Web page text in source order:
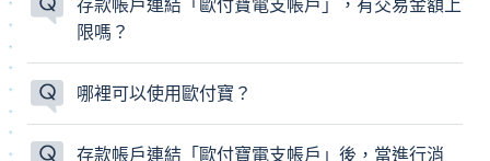
存款帳戶連結「歐付寶電支帳戶」，有交易金額上
限嗎？
哪裡可以使用歐付寶？
存款帳戶連結「歐付寶電支帳戶」後，當進行消